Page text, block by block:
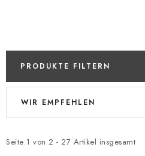
PRODUKTE FILTERN
L
t
Seite 1 von 2 - 27 Artikel insgesamt
P
d
WIR EMPFEHLEN